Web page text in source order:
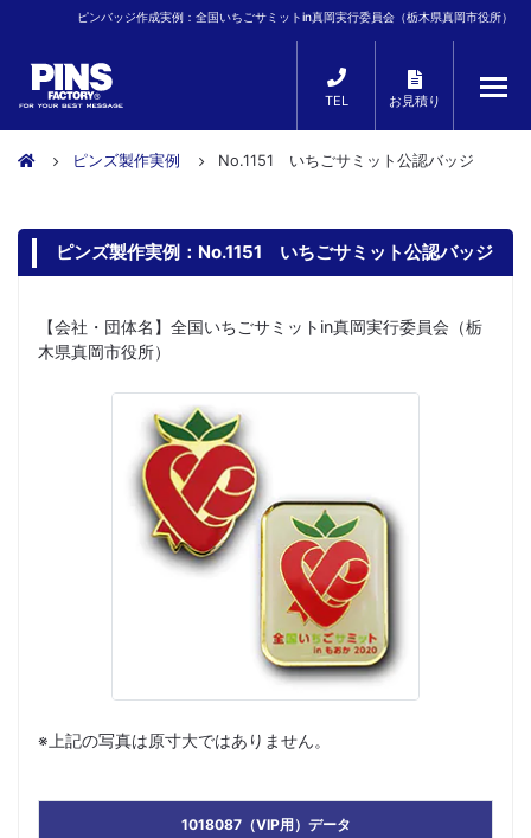
ピンバッジ作成実例：全国いちごサミットin真岡実行委員会（栃木県真岡市役所）
TEL お見積り
ピンズ製作実例 No.1151 いちごサミット公認バッジ
ピンズ製作実例：No.1151 いちごサミット公認バッジ
【会社・団体名】全国いちごサミットin真岡実行委員会（栃
木県真岡市役所）
※上記の写真は原寸大ではありません。
1018087（VIP用）データ